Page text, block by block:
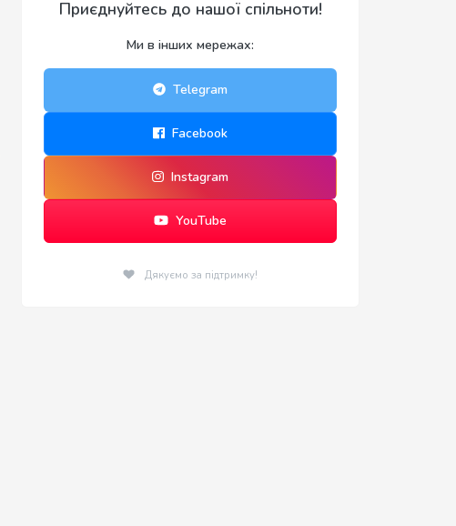
Приєднуйтесь до нашої спільноти!
Ми в інших мережах:
Telegram
Facebook
Instagram
YouTube
Дякуємо за підтримку!